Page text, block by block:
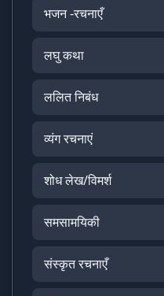
भजन -रचनाएँ
लघु कथा
ललित निबंध
व्यंग रचनाएं
शोध लेख/विमर्श
समसामयिकी
संस्कृत रचनाएँ